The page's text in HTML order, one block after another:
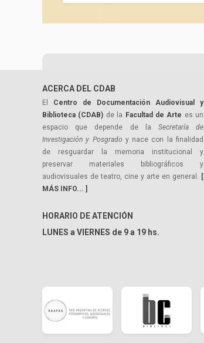
ACERCA DEL CDAB
El Centro de Documentación Audiovisual y
Biblioteca (CDAB) de la Facultad de Arte es un
espacio que depende de la Secretaría de
Investigación y Posgrado y nace con la finalidad
de resguardar la memoria institucional y
preservar materiales bibliográficos y
audiovisuales de teatro, cine y arte en general. [
MÁS INFO... ]
HORARIO DE ATENCIÓN
LUNES a VIERNES de 9 a 19 hs.